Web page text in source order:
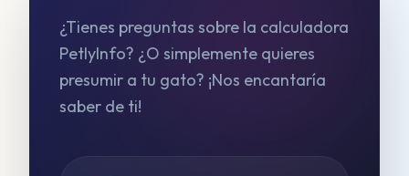
¿Tienes preguntas sobre la calculadora
PetlyInfo? ¿O simplemente quieres
presumir a tu gato? ¡Nos encantaría
saber de ti!